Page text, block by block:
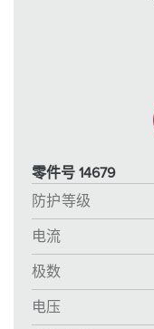
零件号 14679
防护等级
电流
极数
电压